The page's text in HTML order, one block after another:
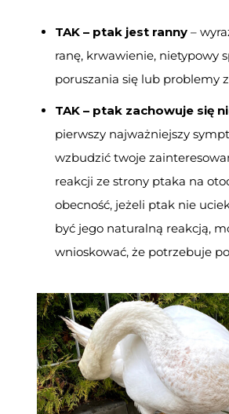
TAK – ptak jest ranny–
ranę, krwawienie, nietypowy
poruszania się lub problemy
TAK – ptak zachowuje się
pierwszy najważniejszy
wzbudzić twoje
reakcji ze strony ptaka na
obecność, jeżeli ptak nie
być jego naturalną reakcją,
wnioskować, że potrzebuje